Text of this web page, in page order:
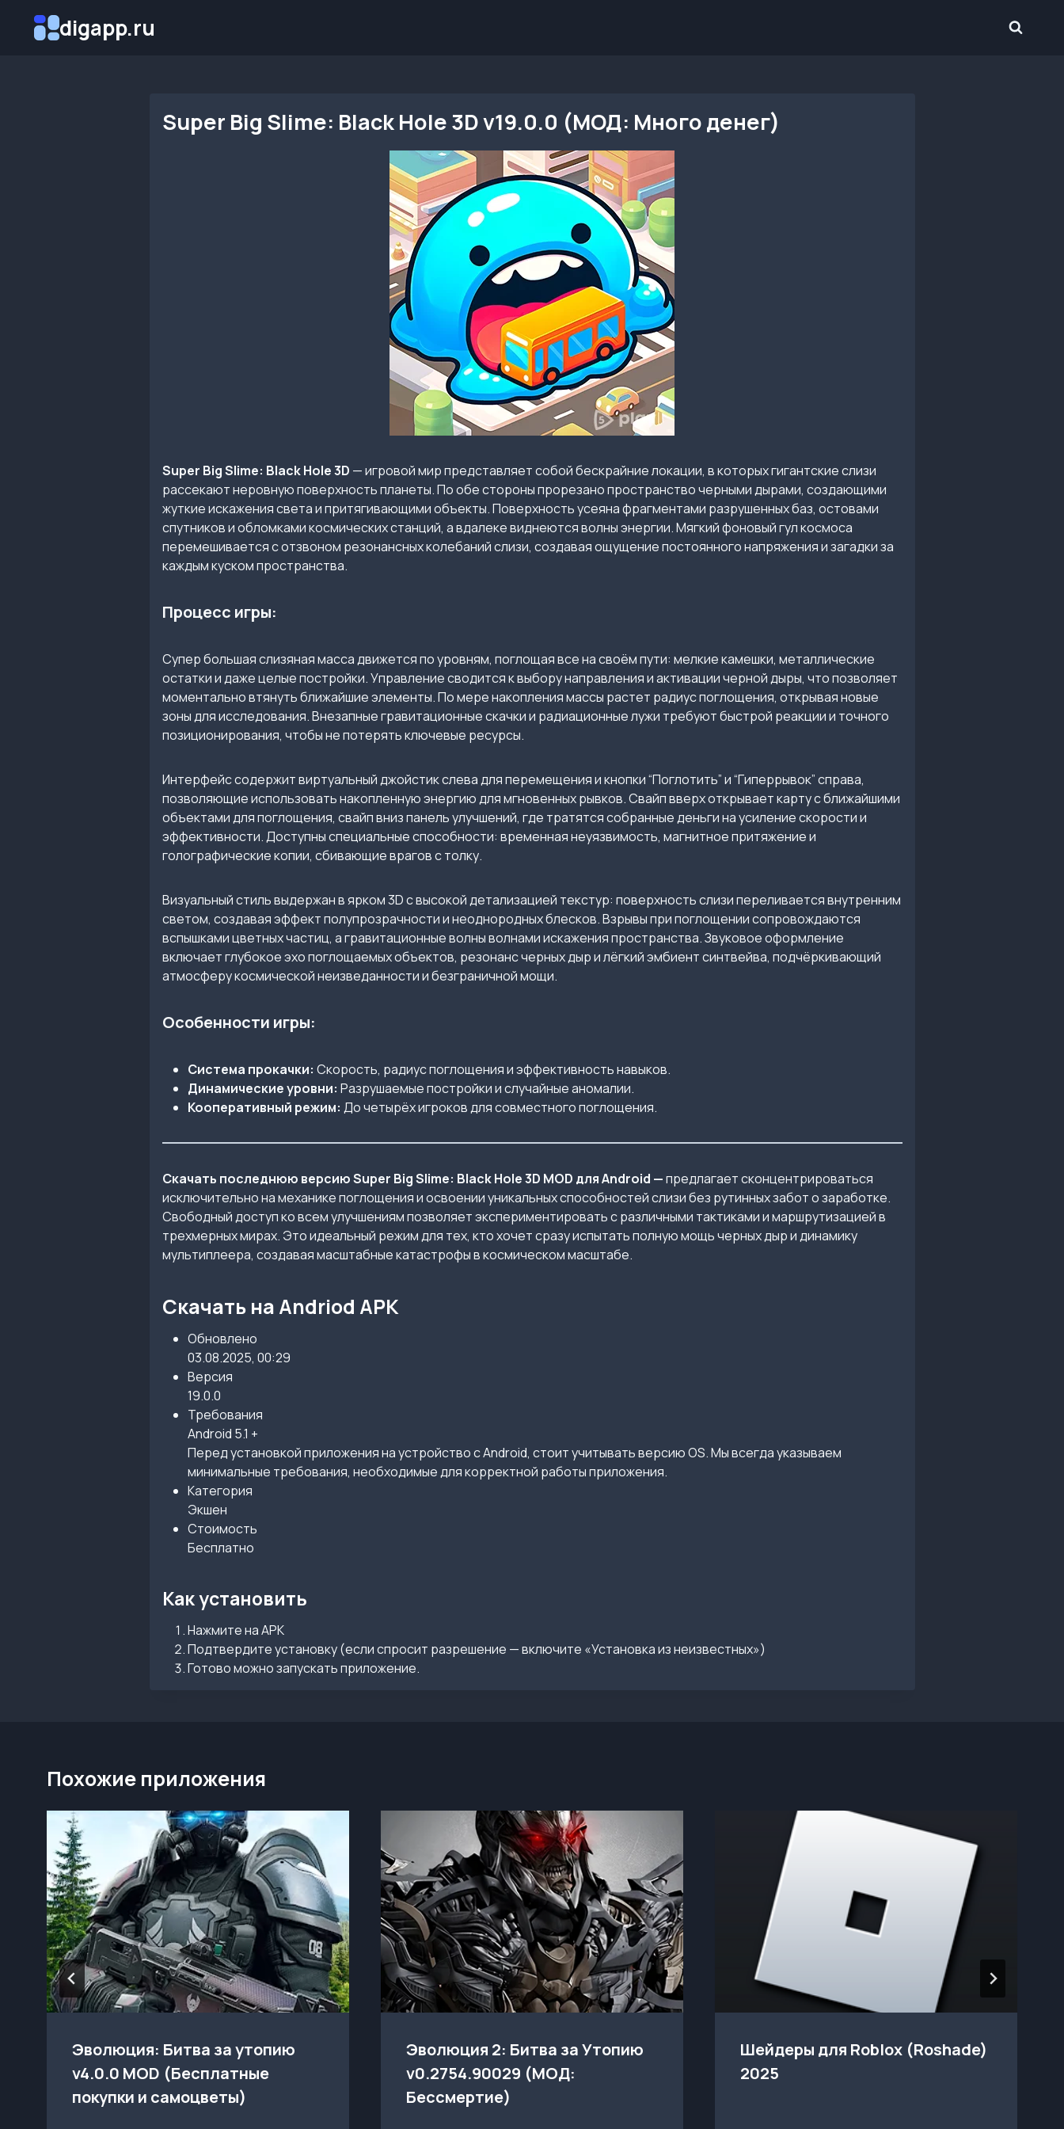
digapp.ru
Super Big Slime: Black Hole 3D v19.0.0 (МОД: Много денег)
Super Big Slime: Black Hole 3D — игровой мир представляет собой бескрайние локации, в которых гигантские слизи
рассекают неровную поверхность планеты. По обе стороны прорезано пространство черными дырами, создающими
жуткие искажения света и притягивающими объекты. Поверхность усеяна фрагментами разрушенных баз, остовами
спутников и обломками космических станций, а вдалеке виднеются волны энергии. Мягкий фоновый гул космоса
перемешивается с отзвоном резонансных колебаний слизи, создавая ощущение постоянного напряжения и загадки за
каждым куском пространства.
Процесс игры:
Супер большая слизяная масса движется по уровням, поглощая все на своём пути: мелкие камешки, металлические
остатки и даже целые постройки. Управление сводится к выбору направления и активации черной дыры, что позволяет
моментально втянуть ближайшие элементы. По мере накопления массы растет радиус поглощения, открывая новые
зоны для исследования. Внезапные гравитационные скачки и радиационные лужи требуют быстрой реакции и точного
позиционирования, чтобы не потерять ключевые ресурсы.
Интерфейс содержит виртуальный джойстик слева для перемещения и кнопки “Поглотить” и “Гиперрывок” справа,
позволяющие использовать накопленную энергию для мгновенных рывков. Свайп вверх открывает карту с ближайшими
объектами для поглощения, свайп вниз панель улучшений, где тратятся собранные деньги на усиление скорости и
эффективности. Доступны специальные способности: временная неуязвимость, магнитное притяжение и
голографические копии, сбивающие врагов с толку.
Визуальный стиль выдержан в ярком 3D с высокой детализацией текстур: поверхность слизи переливается внутренним
светом, создавая эффект полупрозрачности и неоднородных блесков. Взрывы при поглощении сопровождаются
вспышками цветных частиц, а гравитационные волны волнами искажения пространства. Звуковое оформление
включает глубокое эхо поглощаемых объектов, резонанс черных дыр и лёгкий эмбиент синтвейва, подчёркивающий
атмосферу космической неизведанности и безграничной мощи.
Особенности игры:
Система прокачки: Скорость, радиус поглощения и эффективность навыков.
Динамические уровни: Разрушаемые постройки и случайные аномалии.
Кооперативный режим: До четырёх игроков для совместного поглощения.
Скачать последнюю версию Super Big Slime: Black Hole 3D MOD для Android —предлагает сконцентрироваться
исключительно на механике поглощения и освоении уникальных способностей слизи без рутинных забот о заработке.
Свободный доступ ко всем улучшениям позволяет экспериментировать с различными тактиками и маршрутизацией в
трехмерных мирах. Это идеальный режим для тех, кто хочет сразу испытать полную мощь черных дыр и динамику
мультиплеера, создавая масштабные катастрофы в космическом масштабе.
Скачать на Andriod APK
Обновлено
03.08.2025, 00:29
Версия
19.0.0
Требования
Android 5.1 +
Перед установкой приложения на устройство с Android, стоит учитывать версию OS. Мы всегда указываем
минимальные требования, необходимые для корректной работы приложения.
Категория
Экшен
Стоимость
Бесплатно
Как установить
Нажмите на APK
Подтвердите установку (если спросит разрешение — включите «Установка из неизвестных»)
Готово можно запускать приложение.
Похожие приложения
Эволюция: Битва за утопию
v4.0.0 MOD (Бесплатные
покупки и самоцветы)
Эволюция 2: Битва за Утопию
v0.2754.90029 (МОД:
Бессмертие)
Шейдеры для Roblox (Roshade)
2025